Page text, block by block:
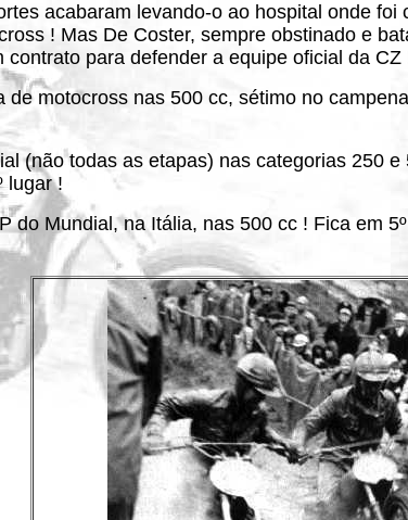
acabaram levando-o ao hospital onde
! Mas De Coster, sempre obstinado e
para defender a equipe oficial da CZ
motocross nas 500 cc, sétimo no
(não todas as etapas) nas categorias 250
lugar !
do Mundial, na Itália, nas 500 cc ! Fica em